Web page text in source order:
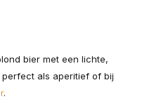
bier met een lichte,
als aperitief of bij
.